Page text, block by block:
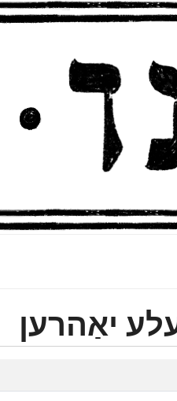
יאַהרען